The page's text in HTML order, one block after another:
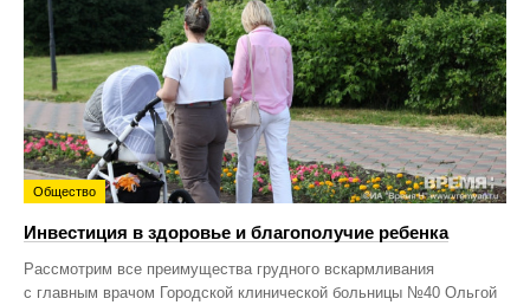
Общество
Инвестиция в здоровье и благополучие ребенка
Рассмотрим все преимущества грудного вскармливания
с главным врачом Городской клинической больницы №40 Ольгой